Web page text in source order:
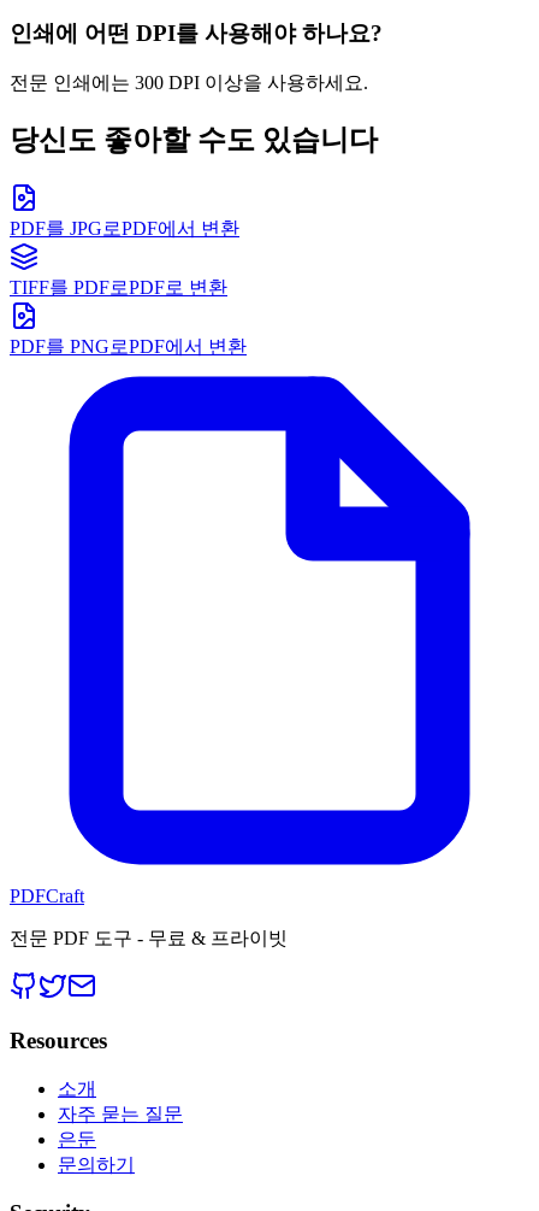
인쇄에 어떤 DPI를 사용해야 하나요?
전문 인쇄에는 300 DPI 이상을 사용하세요.
당신도 좋아할 수도 있습니다
PDF를 JPG로PDF에서 변환
TIFF를 PDF로PDF로 변환
PDF를 PNG로PDF에서 변환
PDFCraft
전문 PDF 도구 - 무료 & 프라이빗
Resources
소개
자주 묻는 질문
은둔
문의하기